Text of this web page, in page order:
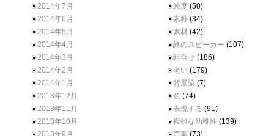
2014年7月
2014年6月
2014年5月
2014年4月
2014年3月
2014年2月
2014年1月
2013年12月
2013年11月
2013年10月
2013年9月
純度 (50)
素朴 (34)
素材 (42)
終のスピーカー (107)
組合せ (186)
老い (179)
背景論 (7)
色 (74)
表現する (91)
複雑な幼稚性 (139)
言葉 (73)